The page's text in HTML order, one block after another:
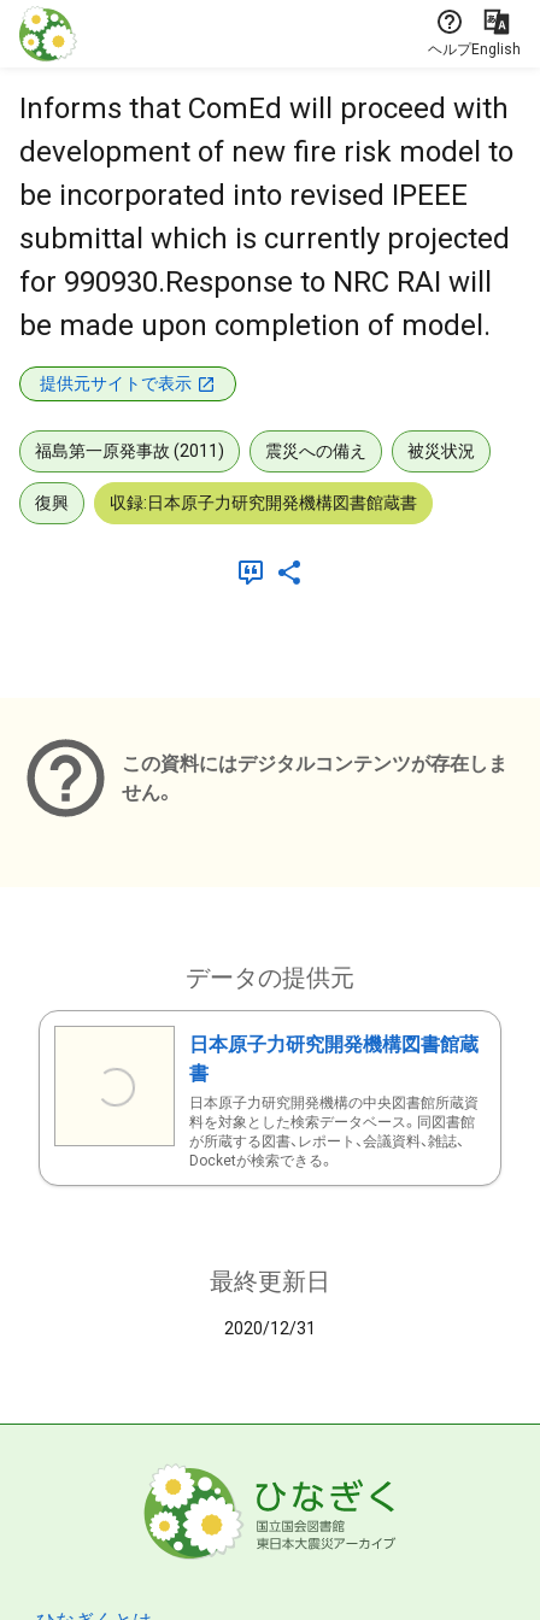
本文に飛ぶ
ヘルプEnglish
Informs that ComEd will proceed with
development of new fire risk model to
be incorporated into revised IPEEE
submittal which is currently projected
for 990930.Response to NRC RAI will
be made upon completion of model.
提供元サイトで表示
福島第一原発事故 (2011) 震災への備え 被災状況
復興 収録:日本原子力研究開発機構図書館蔵書
この資料にはデジタルコンテンツが存在しま
せん。
データの提供元
日本原子力研究開発機構図書館蔵
書
日本原子力研究開発機構の中央図書館所蔵資
料を対象とした検索データベース。同図書館
が所蔵する図書、レポート、会議資料、雑誌、
Docketが検索できる。
最終更新日
2020/12/31